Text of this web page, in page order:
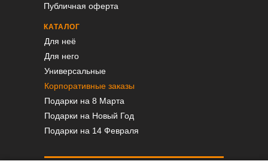
Публичная оферта
КАТАЛОГ
Для неё
Для него
Универсальные
Корпоративные заказы
Подарки на 8 Марта
Подарки на Новый Год
Подарки на 14 Февраля